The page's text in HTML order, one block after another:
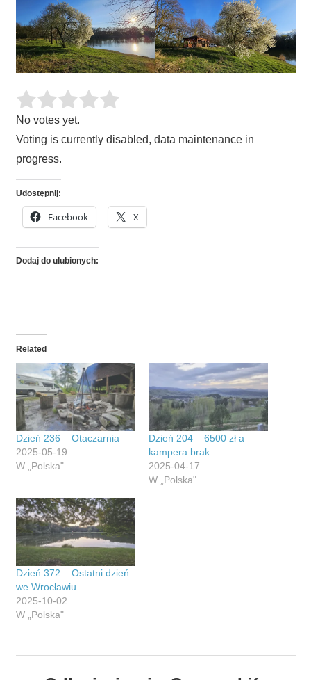
No votes yet.
Voting is currently disabled, data maintenance in
progress.
Udostępnij:
Facebook X
Dodaj do ulubionych:
Related
Dzień 236 – Otaczarnia
2025-05-19
W „Polska"
Dzień 204 – 6500 zł a
kampera brak
2025-04-17
W „Polska"
Dzień 372 – Ostatni dzień
we Wrocławiu
2025-10-02
W „Polska"